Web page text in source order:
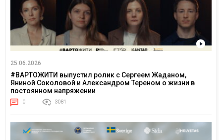
25.06.2026
#ВАРТОЖИТИ выпустил ролик с Сергеем Жаданом,
Яниной Соколовой и Александром Тереном о жизни в
постоянном напряжении
0 3081